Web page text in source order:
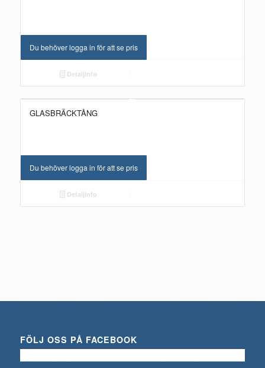
Du behöver logga in för att se pris
Detaljinfo
GLASBRÄCKTÅNG
Du behöver logga in för att se pris
Detaljinfo
FÖLJ OSS PÅ FACEBOOK